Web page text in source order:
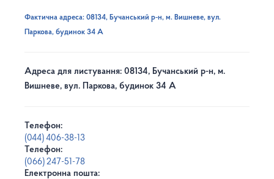
Фактична адреса: 08134, Бучанський р-н, м. Вишневе, вул.
Паркова, будинок 34 А
Адреса для листування: 08134, Бучанський р-н, м.
Вишневе, вул. Паркова, будинок 34 А
Телефон:
(044) 406-38-13
Телефон:
(066) 247-51-78
Електронна пошта: